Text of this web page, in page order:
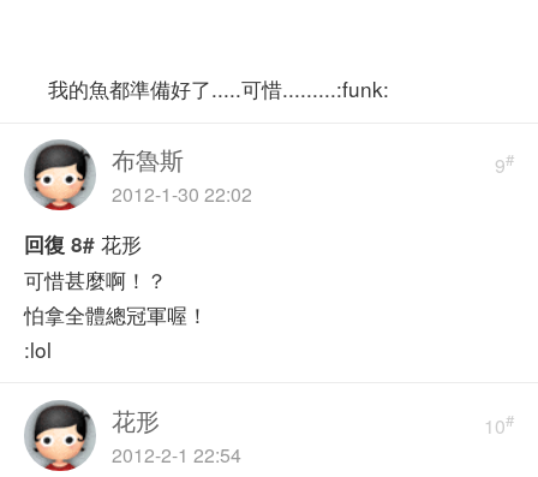
我的魚都準備好了.....可惜.........:funk:
9#
布魯斯
2012-1-30 22:02
回復 8# 花形
可惜甚麼啊！？
怕拿全體總冠軍喔！
:lol
10#
花形
2012-2-1 22:54